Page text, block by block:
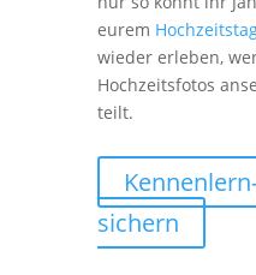
eurem
wieder erleben,
Hochzeitsfotos
teilt.
sichern